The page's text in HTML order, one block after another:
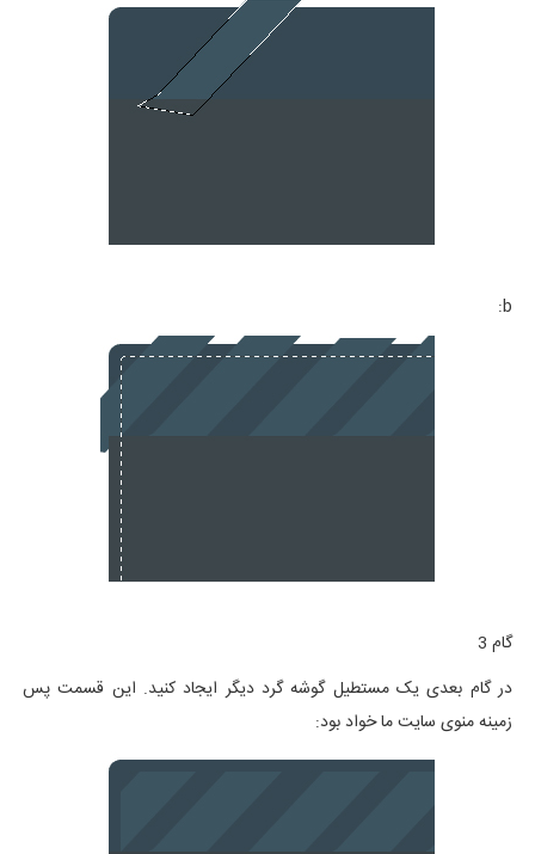
b:
گام 3
در گام بعدی یک مستطیل گوشه گرد دیگر ایجاد کنید. این قسمت پس
زمینه منوی سایت ما خواد بود: